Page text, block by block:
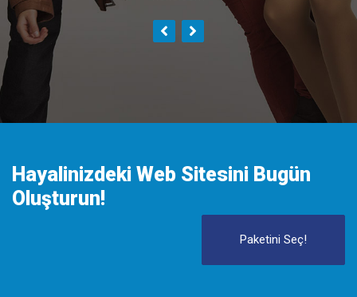
Hayalinizdeki Web Sitesini Bugün
Oluşturun!
Paketini Seç!